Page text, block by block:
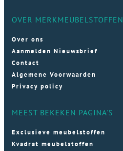
OVER MERKMEUBELSTOFFEN
Over ons
Aanmelden Nieuwsbrief
Contact
Algemene Voorwaarden
Privacy policy
MEEST BEKEKEN PAGINA'S
Exclusieve meubelstoffen
Kvadrat meubelstoffen